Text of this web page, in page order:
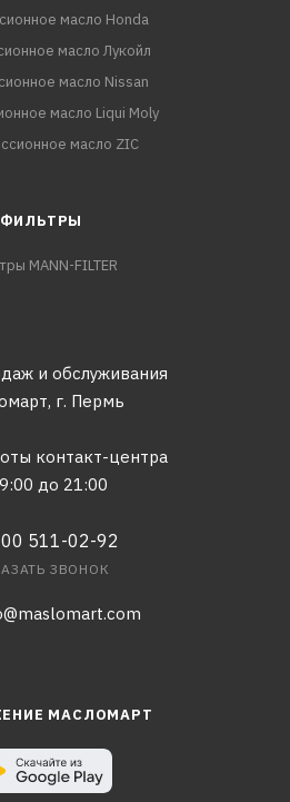
масло Honda
масло Лукойл
масло Nissan
масло Liqui Moly
масло ZIC
ФИЛЬТРЫ
MANN-FILTER
и обслуживания
г. Пермь
контакт-центра
до 21:00
511-02-92
ЗВОНОК
МАСЛОМАРТ